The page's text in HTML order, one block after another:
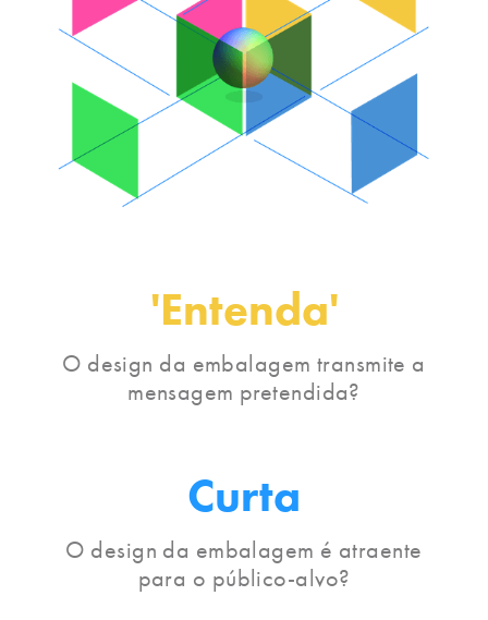
'Entenda'
O design da embalagem transmite a
mensagem pretendida?
Curta
O design da embalagem é atraente
para o público-alvo?